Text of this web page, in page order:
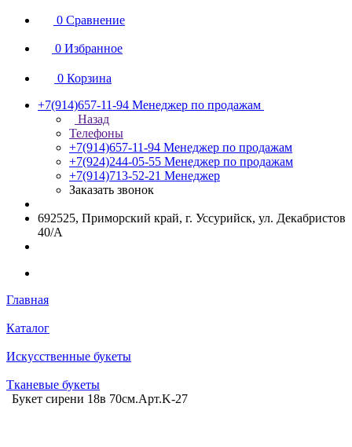
0 Сравнение
0 Избранное
0 Корзина
+7(914)657-11-94 Менеджер по продажам
Назад
Телефоны
+7(914)657-11-94 Менеджер по продажам
+7(924)244-05-55 Менеджер по продажам
+7(914)713-52-21 Менеджер
Заказать звонок
692525, Приморский край, г. Уссурийск, ул. Декабристов
40/А
Главная
Каталог
Искусственные букеты
Тканевые букеты
Букет сирени 18в 70см.Арт.K-27